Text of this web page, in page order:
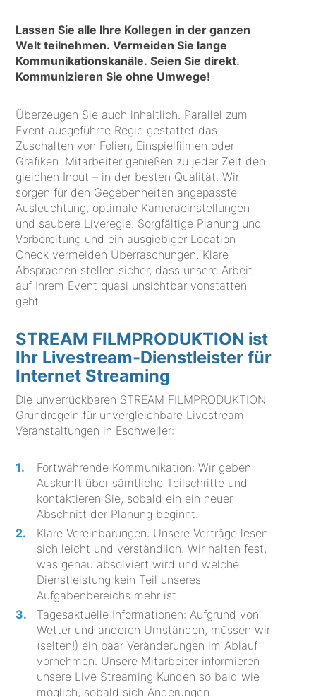
Lassen Sie alle Ihre Kollegen in der ganzen
Welt teilnehmen. Vermeiden Sie lange
Kommunikationskanäle. Seien Sie direkt.
Kommunizieren Sie ohne Umwege!
Überzeugen Sie auch inhaltlich. Parallel zum
Event ausgeführte Regie gestattet das
Zuschalten von Folien, Einspielfilmen oder
Grafiken. Mitarbeiter genießen zu jeder Zeit den
gleichen Input – in der besten Qualität. Wir
sorgen für den Gegebenheiten angepasste
Ausleuchtung, optimale Kameraeinstellungen
und saubere Liveregie. Sorgfältige Planung und
Vorbereitung und ein ausgiebiger Location
Check vermeiden Überraschungen. Klare
Absprachen stellen sicher, dass unsere Arbeit
auf Ihrem Event quasi unsichtbar vonstatten
geht.
STREAM FILMPRODUKTION ist
Ihr Livestream-Dienstleister für
Internet Streaming
Die unverrückbaren STREAM FILMPRODUKTION
Grundregeln für unvergleichbare Livestream
Veranstaltungen in Eschweiler:
Fortwährende Kommunikation: Wir geben
Auskunft über sämtliche Teilschritte und
kontaktieren Sie, sobald ein ein neuer
Abschnitt der Planung beginnt.
Klare Vereinbarungen: Unsere Verträge lesen
sich leicht und verständlich. Wir halten fest,
was genau absolviert wird und welche
Dienstleistung kein Teil unseres
Aufgabenbereichs mehr ist.
Tagesaktuelle Informationen: Aufgrund von
Wetter und anderen Umständen, müssen wir
(selten!) ein paar Veränderungen im Ablauf
vornehmen. Unsere Mitarbeiter informieren
unsere Live Streaming Kunden so bald wie
möglich, sobald sich Änderungen